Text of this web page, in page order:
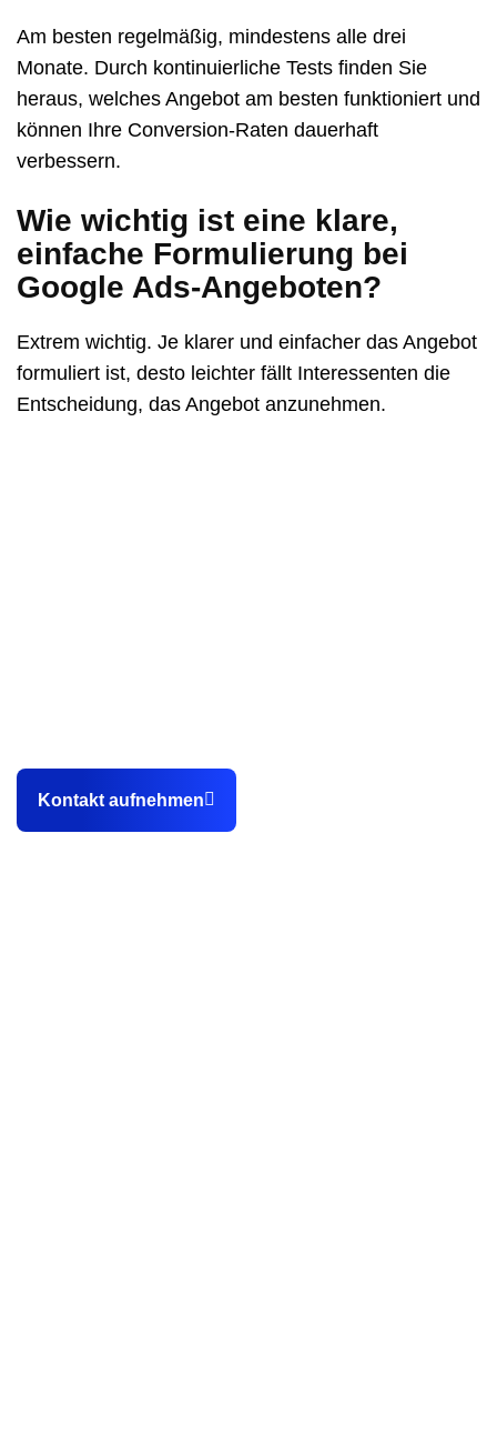
Am besten regelmäßig, mindestens alle drei
Monate. Durch kontinuierliche Tests finden Sie
heraus, welches Angebot am besten funktioniert und
können Ihre Conversion-Raten dauerhaft
verbessern.
Wie wichtig ist eine klare,
einfache Formulierung bei
Google Ads-Angeboten?
Extrem wichtig. Je klarer und einfacher das Angebot
formuliert ist, desto leichter fällt Interessenten die
Entscheidung, das Angebot anzunehmen.
Kontakt aufnehmen